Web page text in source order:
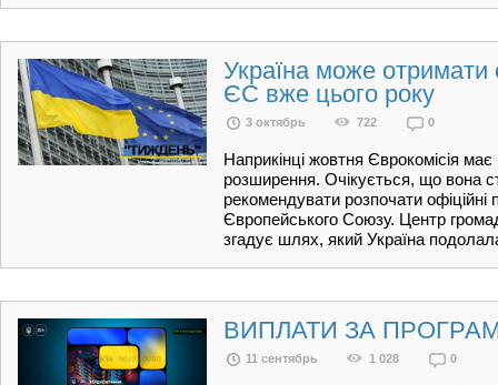
Україна може
ЄС вже цього року
3 октябрь 722 0
Наприкінці жовтня Єврокомісія
розширення. Очікується, що вона
рекомендувати розпочати
Європейського Союзу. Центр
згадує шлях, який Україна
ВИПЛАТИ ЗА
11 сентябрь 1 028 0